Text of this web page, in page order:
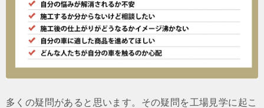
多くの疑問があると思います。その疑問を工場見学に起こ